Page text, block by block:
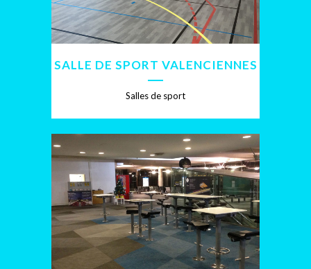
SALLE DE SPORT VALENCIENNES
Salles de sport